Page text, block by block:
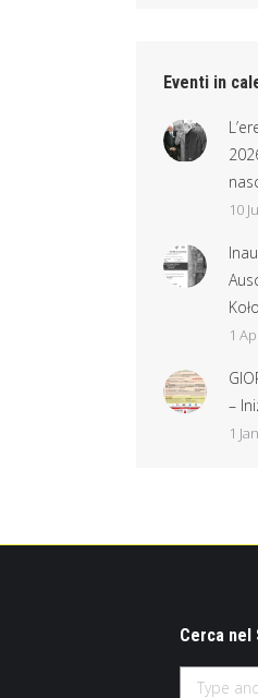
Eventi in
10
1
–
1
Cerca nel
Search: